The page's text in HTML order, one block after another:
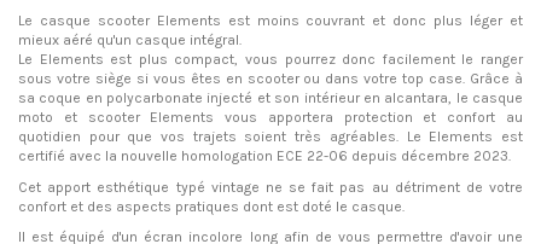
Le casque scooterElements est moins couvrant et donc plus léger et
mieux aéré qu'un casque intégral.
Le Elements est plus compact, vous pourrez donc facilement le ranger
sous votre siège si vous êtes en scooter ou dans votre top case. Grâce à
sa coque en polycarbonate injecté et son intérieur en alcantara, le casque
moto et scooter Elements vous apportera protection et confort au
quotidien pour que vos trajets soient très agréables. Le Elements est
certifié avec la nouvelle homologation ECE 22-06 depuis décembre 2023.
Cet apport esthétique typé vintage ne se fait pas au détriment de votre
confort et des aspects pratiques dont est doté le casque.
Il est équipé d'un écran incolore long afin de vous permettre d'avoir une